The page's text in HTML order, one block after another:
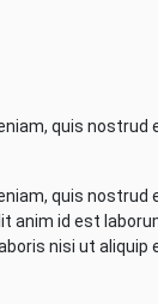
quis nostrud
quis nostrud
anim id est
nisi ut aliquip